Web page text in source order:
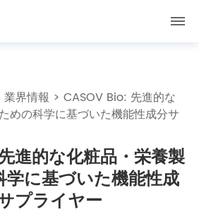
業界情報 > CASOV Bio: 先進的な
めの科学に基づいた機能性成分サ
進的な化粧品・栄養製
に基づいた機能性成
プライヤー